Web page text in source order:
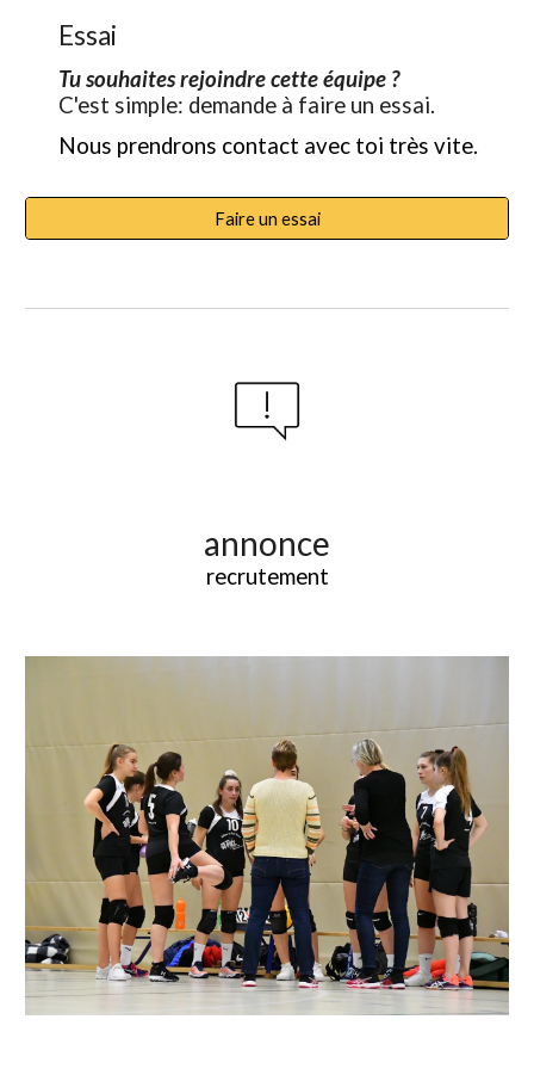
Essai
Tu souhaites rejoindre cette équipe ?
C'est simple: demande à faire un essai.
Nous prendrons contact avec toi très vite.
Faire un essai
annonce
recrutement